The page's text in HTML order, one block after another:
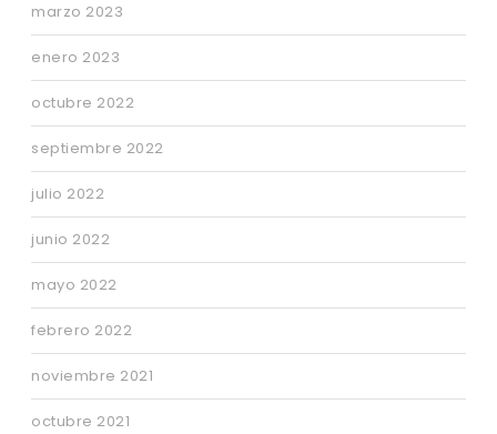
marzo 2023
enero 2023
octubre 2022
septiembre 2022
julio 2022
junio 2022
mayo 2022
febrero 2022
noviembre 2021
octubre 2021